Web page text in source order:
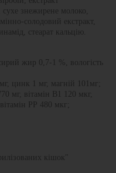
сухе знежирене молоко,
солодовий екстракт,
стеарат кальцію.
жир 0,7-1 %, вологість
цинк 1 мг, магній 101мг;
мг, вітамін В1 120 мкг,
РР 480 мкг;
кішок"